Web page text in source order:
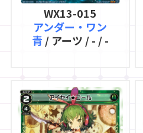
WX13-015
アンダー・ワン
青 / アーツ / - / -